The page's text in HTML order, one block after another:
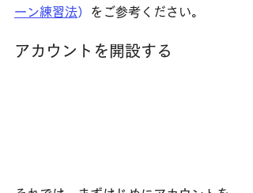
ーン練習法） をご参考ください。
アカウントを開設する